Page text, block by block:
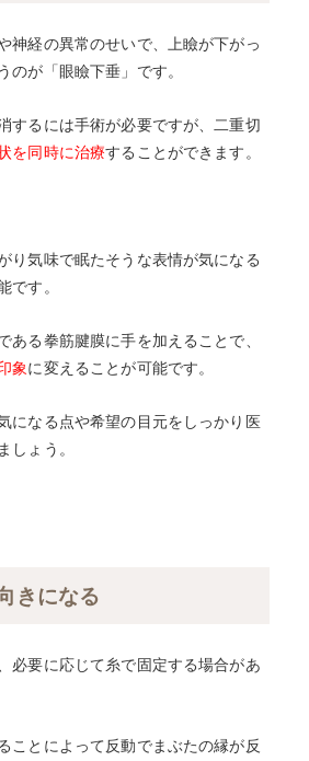
神経の異常のせいで、上瞼が下がっ
のが「眼瞼下垂」です。
するには手術が必要ですが、二重切
を同時に治療することができます。
り気味で眠たそうな表情が気になる
です。
ある拳筋腱膜に手を加えることで、
象に変えることが可能です。
になる点や希望の目元をしっかり医
しょう。
きになる
必要に応じて糸で固定する場合があ
ことによって反動でまぶたの縁が反